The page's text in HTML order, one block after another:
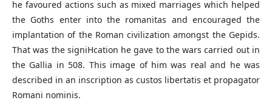
he favoured actions such as mixed marriages which helped
the Goths enter into the romanitas and encouraged the
implantation of the Roman civilization amongst the Gepids.
That was the signiHcation he gave to the wars carried out in
the Gallia in 508. This image of him was real and he was
described in an inscription as custos libertatis et propagator
Romani nominis.